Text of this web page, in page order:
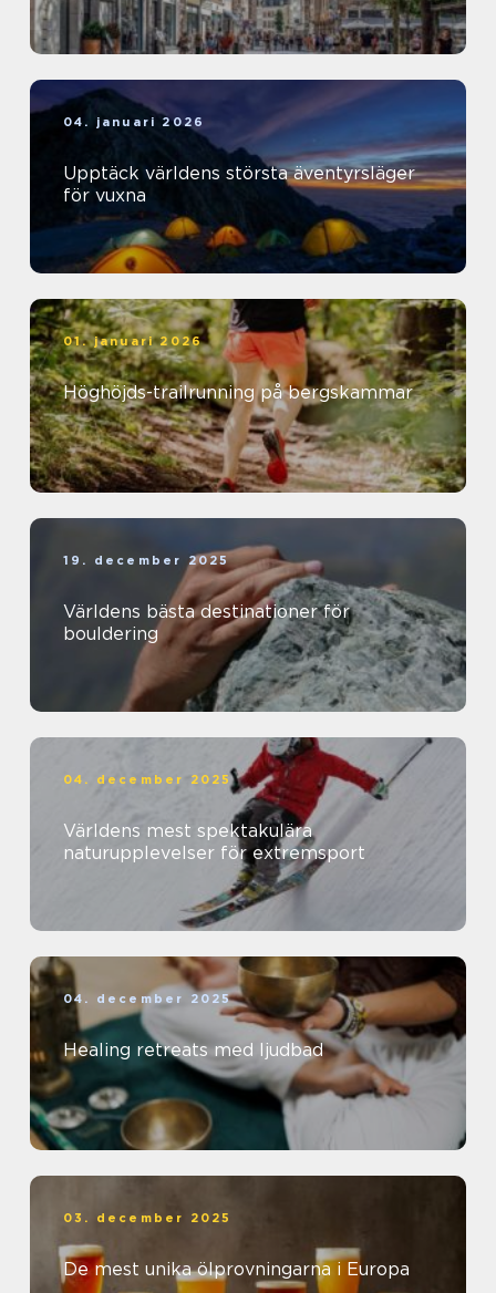
04. januari 2026
Upptäck världens största äventyrsläger
för vuxna
01. januari 2026
Höghöjds-trailrunning på bergskammar
19. december 2025
Världens bästa destinationer för
bouldering
04. december 2025
Världens mest spektakulära
naturupplevelser för extremsport
04. december 2025
Healing retreats med ljudbad
03. december 2025
De mest unika ölprovningarna i Europa